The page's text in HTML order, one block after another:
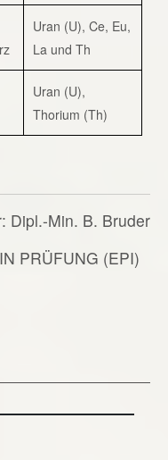
Uran (U), Ce, Eu,
La und Th
Uran (U),
Thorium (Th)
Dipl.-Min. B. Bruder
PRÜFUNG (EPI)